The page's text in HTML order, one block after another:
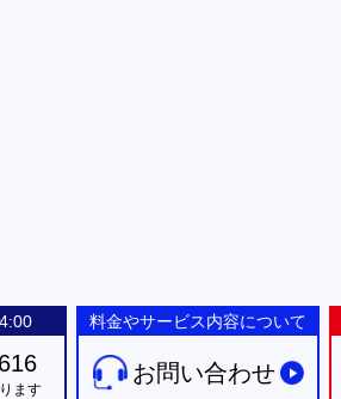
ます
料金やサービス内容について
お問い合わせ